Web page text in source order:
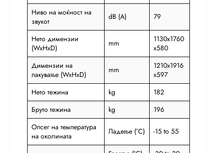
Ниво на моќност на
звукот
dB (A) 79
Нето димензии
(WxHxD)
mm
1130x1760
x580
Димензии на
пакување (WxHxD)
mm
1210x1916
x597
Нето тежина
kg
182
Бруто тежина
kg
196
Опсег на температура
на околината
Ладење (°C) -15 to 55